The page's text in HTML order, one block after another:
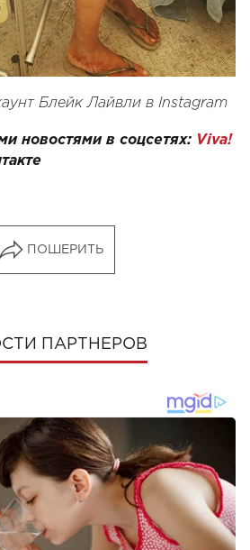
Блейк Лайвли в Instagram
новостями в соцсетях: Viva!
ПОШЕРИТЬ
ПАРТНЕРОВ